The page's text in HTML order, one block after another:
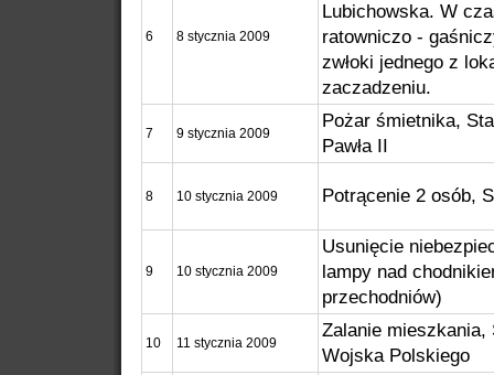
6 8 stycznia 2009
Lubichowska. W
ratowniczo -
zwłoki jednego z
zaczadzeniu.
7 9 stycznia 2009
Pożar śmietnika,
Pawła II
8 10 stycznia 2009 Potrącenie 2 osób,
9 10 stycznia 2009
Usunięcie
lampy nad
przechodniów)
10 11 stycznia 2009
Zalanie mieszkania,
Wojska Polskiego